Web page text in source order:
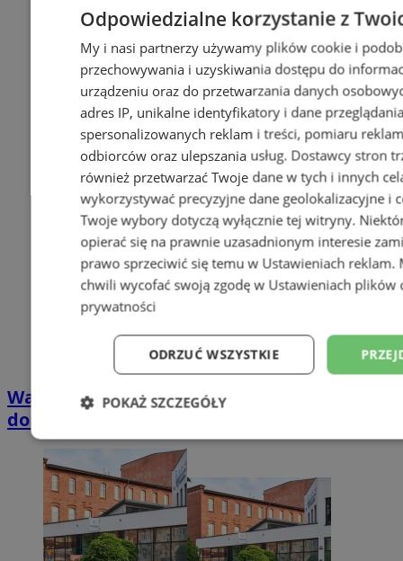
Wakacyjny wypoczynek nad Bałtykiem w
domkach Szmaragdowe Morze
Odpowiedzialne korzystanie z
My i nasi partnerzy używamy plików cookie i
przechowywania i uzyskiwania dostępu do
urządzeniu oraz do przetwarzania danych
adres IP, unikalne identyfikatory i dane
spersonalizowanych reklam i treści, pomiaru
odbiorców oraz ulepszania usług. Dostawcy stron
również przetwarzać Twoje dane w tych i innych
wykorzystywać precyzyjne dane geolokalizacyjne i
Twoje wybory dotyczą wyłącznie tej witryny.
opierać się na prawnie uzasadnionym interesie
prawo sprzeciwić się temu w Ustawieniach reklam.
chwili wycofać swoją zgodę w Ustawieniach plików
prywatności
ODRZUĆ WSZYSTKIE
POKAŻ SZCZEGÓŁY
Niezbędne Wydajność
Niesklasyfikowane